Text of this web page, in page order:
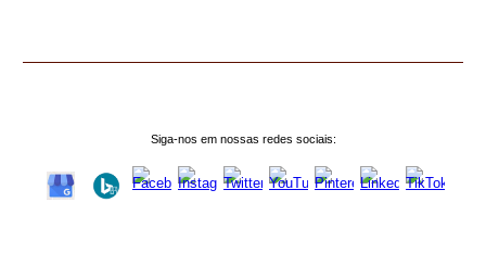
Siga-nos em nossas redes sociais: